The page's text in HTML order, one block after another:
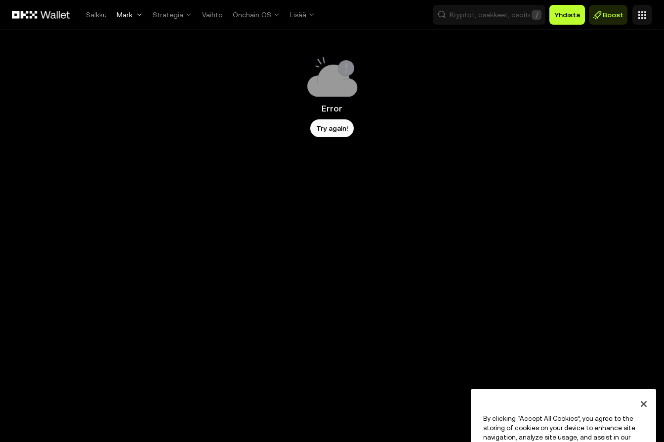
Salkku
Mark. Strategia Vaihto Onchain OS Lisää / Yhdistä Boost
Error
Try again!
By clicking “Accept All Cookies”, you agree to the
storing of cookies on your device to enhance site
navigation, analyze site usage, and assist in our